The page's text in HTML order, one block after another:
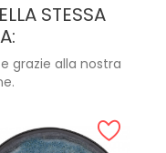
STESSA
grazie alla nostra